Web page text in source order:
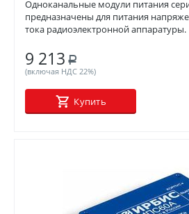
Одноканальные модули питания
предназначены для питания
тока радиоэлектронной аппаратуры.
9 213 Р
(включая НДС 22%)
Купить